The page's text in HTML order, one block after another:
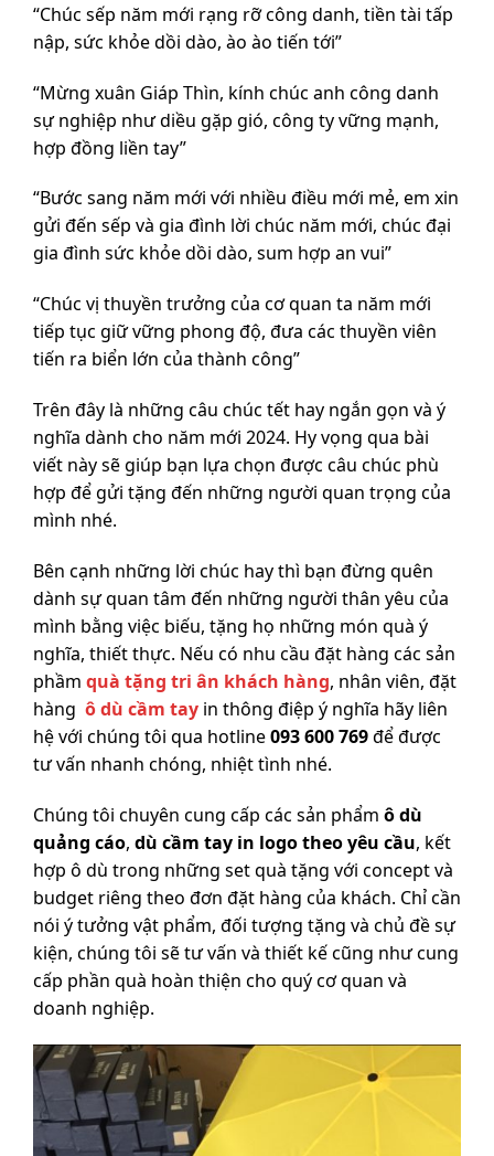
“Chúc sếp năm mới rạng rỡ công danh, tiền tài tấp
nập, sức khỏe dồi dào, ào ào tiến tới”
“Mừng xuân Giáp Thìn, kính chúc anh công danh
sự nghiệp như diều gặp gió, công ty vững mạnh,
hợp đồng liền tay”
“Bước sang năm mới với nhiều điều mới mẻ, em xin
gửi đến sếp và gia đình lời chúc năm mới, chúc đại
gia đình sức khỏe dồi dào, sum hợp an vui”
“Chúc vị thuyền trưởng của cơ quan ta năm mới
tiếp tục giữ vững phong độ, đưa các thuyền viên
tiến ra biển lớn của thành công”
Trên đây là những câu chúc tết hay ngắn gọn và ý
nghĩa dành cho năm mới 2024. Hy vọng qua bài
viết này sẽ giúp bạn lựa chọn được câu chúc phù
hợp để gửi tặng đến những người quan trọng của
mình nhé.
Bên cạnh những lời chúc hay thì bạn đừng quên
dành sự quan tâm đến những người thân yêu của
mình bằng việc biếu, tặng họ những món quà ý
nghĩa, thiết thực. Nếu có nhu cầu đặt hàng các sản
phầm quà tặng tri ân khách hàng, nhân viên, đặt
hàng ô dù cầm tay in thông điệp ý nghĩa hãy liên
hệ với chúng tôi qua hotline093 600 769để được
tư vấn nhanh chóng, nhiệt tình nhé.
Chúng tôi chuyên cung cấp các sản phẩm ô dù
quảng cáo, dù cầm tay in logo theo yêu cầu, kết
hợp ô dù trong những set quà tặng với concept và
budget riêng theo đơn đặt hàng của khách. Chỉ cần
nói ý tưởng vật phẩm, đối tượng tặng và chủ đề sự
kiện, chúng tôi sẽ tư vấn và thiết kế cũng như cung
cấp phần quà hoàn thiện cho quý cơ quan và
doanh nghiệp.